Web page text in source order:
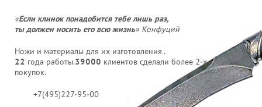
«Если клинок понадобится тебе лишь раз,
ты должен носить его всю жизнь» Конфуций
Ножи и материалы для их изготовления .
22 года работы.39000 клиентов сделали более 2-х
покупок.
+7(495)227-95-00